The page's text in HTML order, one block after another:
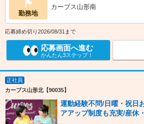
勤務地
カーブス山形南
応募締め切り2026/08/31まで
応募画面へ進む
かんたん3ステップ！
正社員
カーブス山形北【90035】
運動経験不問/日曜・祝日
アアップ制度も充実/産休